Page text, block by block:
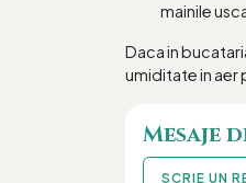
mainile
Daca in
umiditate in aer
Mesaje
SCRIE UN